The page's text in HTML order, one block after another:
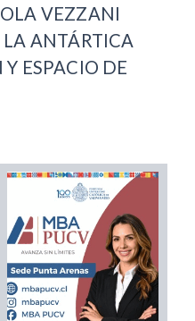
VEZZANI
LA ANTÁRTICA
ESPACIO DE